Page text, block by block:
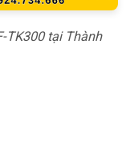
TK300 tại Thành